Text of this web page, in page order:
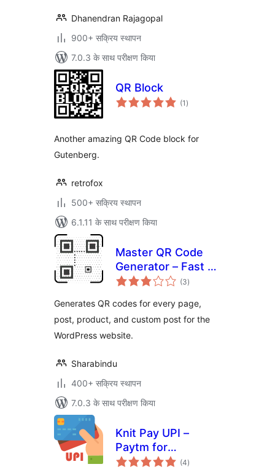
Dhanendran Rajagopal
900+ सक्रिय स्थापन
7.0.3 के साथ परीक्षण किया
QR Block
(1 कुल
दर)
Another amazing QR Code block for
Gutenberg.
retrofox
500+ सक्रिय स्थापन
6.1.11 के साथ परीक्षण किया
Master QR Code
Generator – Fast &
Easy QR Code
(3कुल
दर)
Generates QR codes for every page,
post, product, and custom post for the
WordPress website.
Sharabindu
400+ सक्रिय स्थापन
7.0.3 के साथ परीक्षण किया
Knit Pay UPI –
Paytm for
Business, PhonePe
(4कुल
दर)